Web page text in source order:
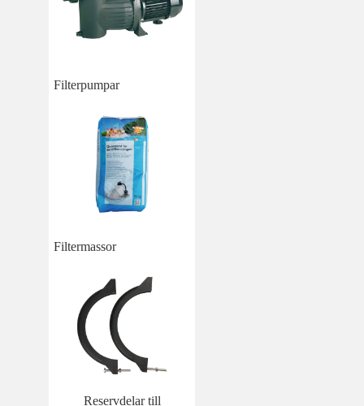
Filterpumpar
Filtermassor
Reservdelar till